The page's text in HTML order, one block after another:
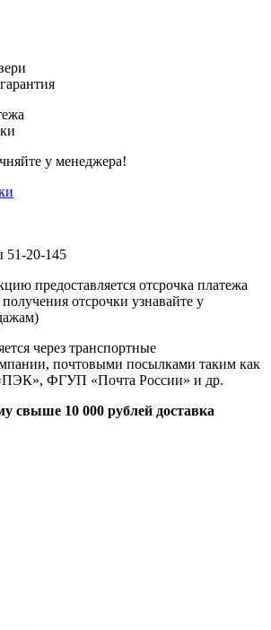
у менеджера!
51-20-145
предоставляется отсрочка платежа
отсрочки узнавайте у
через транспортные
почтовыми посылками таким как
ФГУП «Почта России» и др.
свыше 10 000 рублей доставка